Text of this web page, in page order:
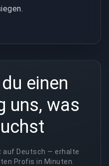
einen
uns, was
auf Deutsch — erhalte
Profis in Minuten.